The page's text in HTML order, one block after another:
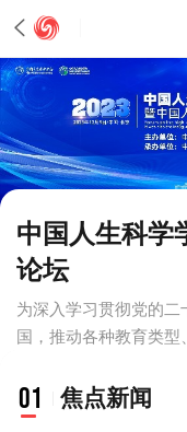
中国人生科学
论坛
为深入学习贯彻党的二
国，推动各种教育类
皆学、处处能学、时时
社会，为教育强国建设
01 焦点新闻